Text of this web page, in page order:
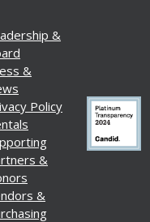
&
&
Policy
&
&